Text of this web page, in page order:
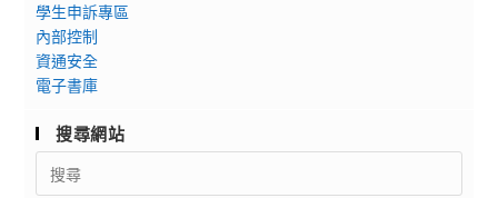
學生申訴專區
內部控制
資通安全
電子書庫
搜尋網站
Search
for: